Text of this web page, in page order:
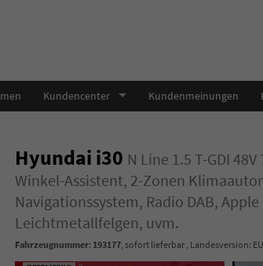
Kundencenter Kundenmeinungen
Hyundai i30 N Line 1.5 T-GDI
Winkel-Assistent, 2-Zonen
Navigationssystem, Radio DAB,
Leichtmetallfelgen, uvm.
Fahrzeugnummer: 193177, sofort lieferbar, Landesversion: